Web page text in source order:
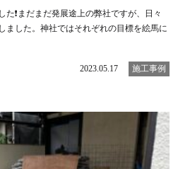
❗️まだまだ発展途上の弊社ですが、日々
ました。神社ではそれぞれの目標を絵馬に
2023.05.17 施工事例